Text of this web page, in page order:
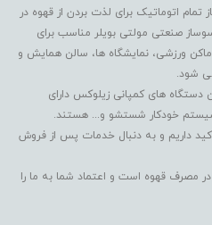
اتوماتیک برای لذت بردن از قهوه در
صنعتی مولتی بویلر مناسب برای
ورزشی، نمایشگاه ها، سالن همایش و
شود.
دستگاه های کمپانی زیلوکس دارای
سیستم خودکار شستشو و... هستند.
داریم و به دنبال خدمات پس از فروش
مصرف قهوه است و اعتماد شما به ما را